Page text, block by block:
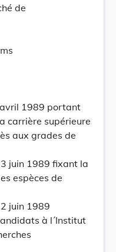
de
1989 portant
carrière supérieure
aux grades de
juin 1989 fixant la
espèces de
juin 1989
à l´Institut